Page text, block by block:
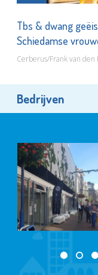
Tbs & dwang
Schiedamse
Cerberus/Frank van den
Bedrijven